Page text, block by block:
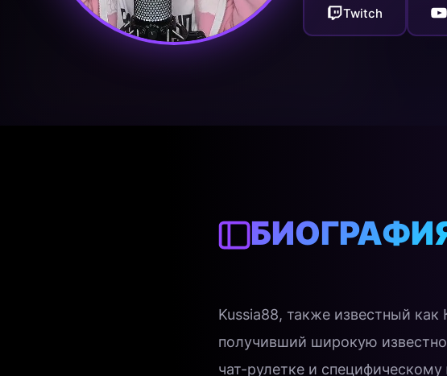
Twitch
Kussia88, также известный
получивший широкую
чат-рулетке и